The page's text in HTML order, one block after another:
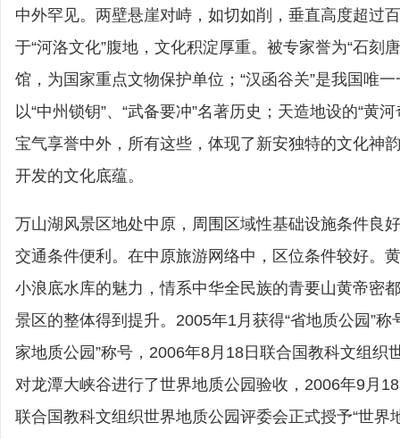
中外罕见。两壁悬崖对峙，如切如削，垂直高度超过
于“河洛文化”腹地，文化积淀厚重。被专家誉为“石刻
馆，为国家重点文物保护单位；“汉函谷关”是我国唯
以“中州锁钥”、“武备要冲”名著历史；天造地设的“黄
宝气享誉中外，所有这些，体现了新安独特的文化神
开发的文化底蕴。
万山湖风景区地处中原，周围区域性基础设施条件良
交通条件便利。在中原旅游网络中，区位条件较好。
小浪底水库的魅力，情系中华全民族的青要山黄帝密
景区的整体得到提升。2005年1月获得“省地质公园”称
家地质公园”称号，2006年8月18日联合国教科文组织
对龙潭大峡谷进行了世界地质公园验收，2006年9月
联合国教科文组织世界地质公园评委会正式授予“世界